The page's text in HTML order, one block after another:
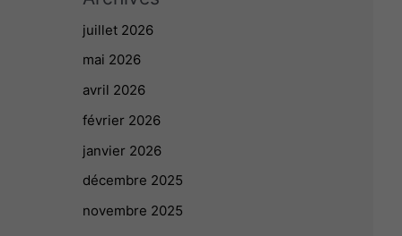
juillet 2026
mai 2026
avril 2026
février 2026
janvier 2026
décembre 2025
novembre 2025